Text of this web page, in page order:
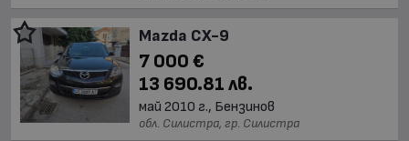
Mazda CX-9
7 000 €
13 690.81 лв.
май 2010 г., Бензинов
обл. Силистра, гр. Силистра